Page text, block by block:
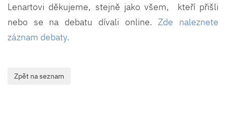
Lenartovi děkujeme, stejně jako všem, kteří přišli
nebo se na debatu dívali online.Zde naleznete
záznam debaty.